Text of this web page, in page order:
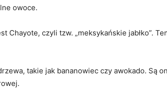
owoce.
Chayote, czyli tzw. „meksykańskie jabłko”.
takie jak ‍bananowiec czy awokado. Są